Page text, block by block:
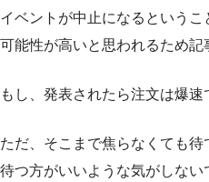
イベントが中止になるという
可能性が高いと思われるため記
もし、発表されたら注文は爆速
ただ、そこまで焦らなくても
待つ方がいいような気がしない